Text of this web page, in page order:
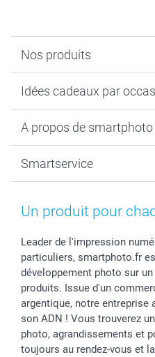
Nos produits
Calendrier photo & Agenda
Tirage photo &
Faire-part & Cartes
Coques smartphone
Cadres photo & accessoires
Dénicheur d'idées cadeau
Idées cadeaux par
Anniversaire
Naissance & baptême
Fête des Mères
Communion
Baptême
Toussaint
Rentrée des classes
Saint-Valentin
Vacances
A propos de smartphoto
Plan du site
Droit de rétraction
Vie privée
Gestion des cookies
Tarifs
Partenariats & Influence
Investisseurs
Smartservice
Aide
smartfriends
Livraison
Modes de paiement
Grandes quantités
Statut de ma commande
Un produit pour
Leader de l'impression
particuliers, smartphoto.fr
développement photo sur
produits. Issue d'un
argentique, notre entreprise
son ADN ! Vous trouverez
photo, agrandissements et
toujours au rendez-vous et